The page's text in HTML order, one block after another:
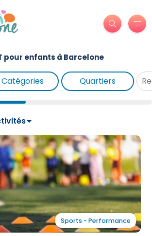
pour enfants à Barcelone
Catégories Quartiers
Sports - Performance